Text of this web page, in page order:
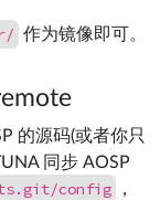
作为镜像即可。
的源码(或者你只
同步 AOSP
config
，